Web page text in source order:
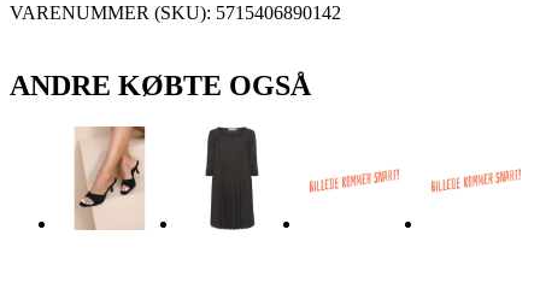
VARENUMMER (SKU): 5715406890142
ANDRE KØBTE OGSÅ